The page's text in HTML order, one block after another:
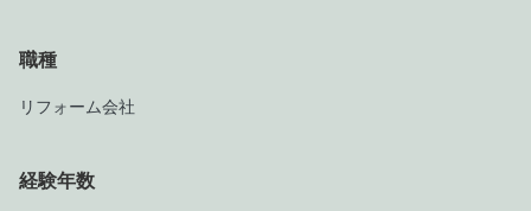
職種
リフォーム会社
経験年数